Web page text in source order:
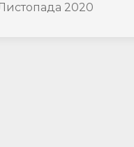
2020